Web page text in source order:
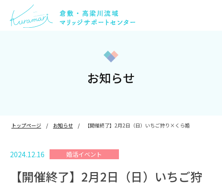
お知らせ
トップページ お知らせ 【開催終了】2月2日（日）いちご狩り×くら婚
【開催終了】2月2日（日）いちご狩
2024.12.16 婚活イベント